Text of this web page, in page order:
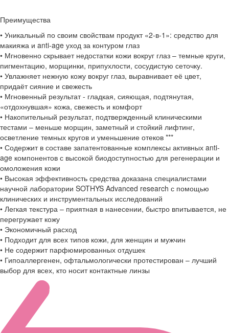
Преимущества
• Уникальный по своим свойствам продукт «2-в-1»: средство для
макияжа и anti-age уход за контуром глаз
• Мгновенно скрывает недостатки кожи вокруг глаз – темные круги,
пигментацию, морщинки, припухлости, сосудистую сеточку.
• Увлажняет нежную кожу вокруг глаз, выравнивает её цвет,
придаёт сияние и свежесть
• Мгновенный результат - гладкая, сияющая, подтянутая,
«отдохнувшая» кожа, свежесть и комфорт
• Накопительный результат, подтвержденный клиническими
тестами – меньше морщин, заметный и стойкий лифтинг,
осветление темных кругов и уменьшение отеков ***
• Содержит в составе запатентованные комплексы активных anti-
age компонентов с высокой биодоступностью для регенерации и
омоложения кожи
• Высокая эффективность средства доказана специалистами
научной лаборатории SOTHYS Advanced research с помощью
клинических и инструментальных исследований
• Легкая текстура – приятная в нанесении, быстро впитывается, не
перегружает кожу
• Экономичный расход
• Подходит для всех типов кожи, для женщин и мужчин
• Не содержит парфюмированных отдушек
• Гипоаллергенен, офтальмологически протестирован – лучший
выбор для всех, кто носит контактные линзы